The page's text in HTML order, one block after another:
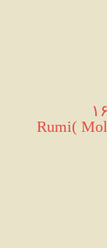
Rumi(